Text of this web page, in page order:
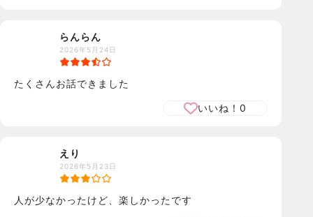
らんらん
2026年5月24日
たくさんお話できました
いいね！0
えり
2026年5月23日
人が少なかったけど、楽しかったです